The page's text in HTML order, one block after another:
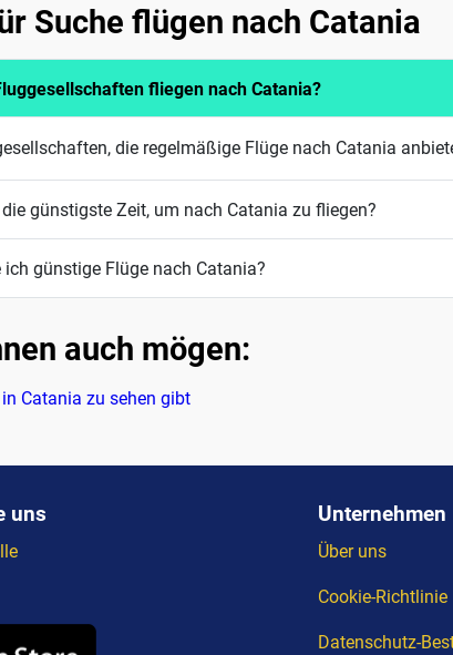
Suche flügen nach Catania
fliegen nach Catania?
die regelmäßige Flüge nach Catania
günstigste Zeit, um nach Catania zu fliegen?
ich günstige Flüge nach Catania?
auch mögen:
Catania zu sehen gibt
uns Unternehmen
Über uns
Cookie-Richtlinie
Datenschutz-